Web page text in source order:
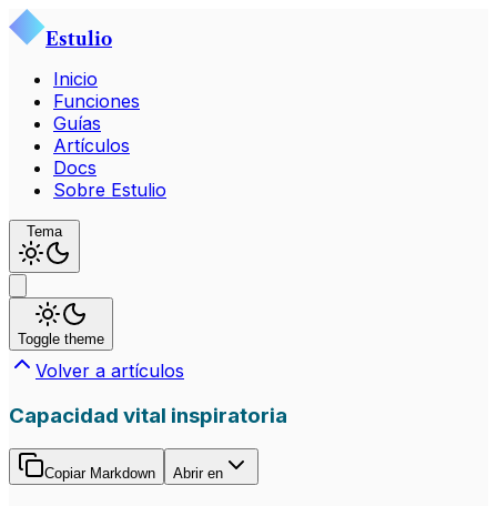
Estulio
Inicio
Funciones
Guías
Artículos
Docs
Sobre Estulio
Tema
Toggle theme
Volver a artículos
Capacidad vital inspiratoria
Copiar Markdown Abrir en